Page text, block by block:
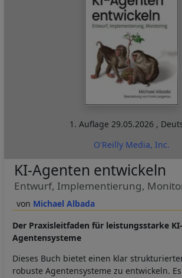
1. Auflage29.05.2026 ,
O'Reilly Media, Inc.
Michael Albada
KI-Agenten entwickeln
Entwurf, Implementierung,
Der Praxisleitfaden für leistungsstarke KI-
Agentensysteme
Dieses Buch bietet einen klar
robuste Agentensysteme zu entwickeln.